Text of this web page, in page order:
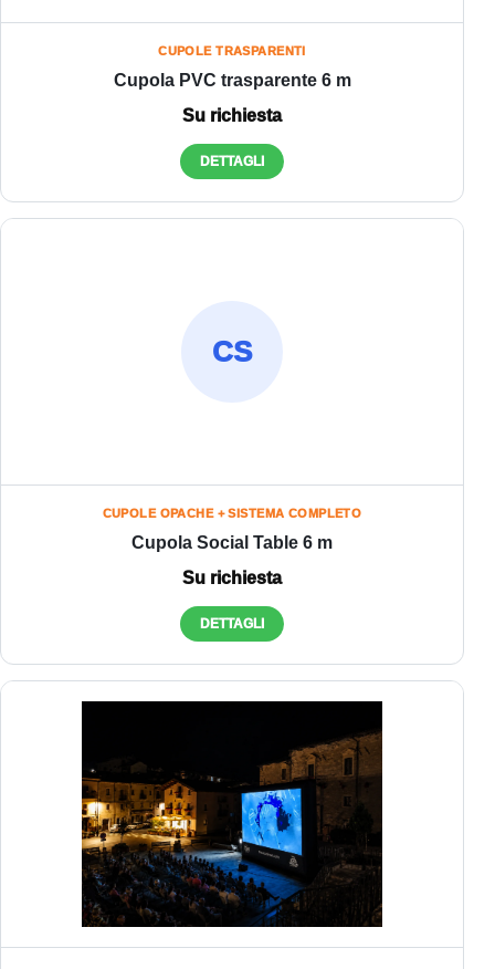
CUPOLE TRASPARENTI
Cupola PVC trasparente 6 m
Su richiesta
DETTAGLI
CS
CUPOLE OPACHE + SISTEMA COMPLETO
Cupola Social Table 6 m
Su richiesta
DETTAGLI